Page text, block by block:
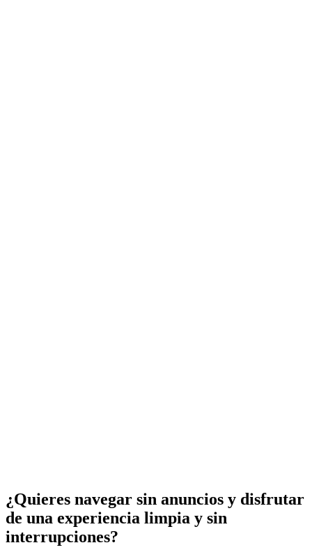
¿Quieres navegar sin anuncios y disfrutar
de una experiencia limpia y sin
interrupciones?